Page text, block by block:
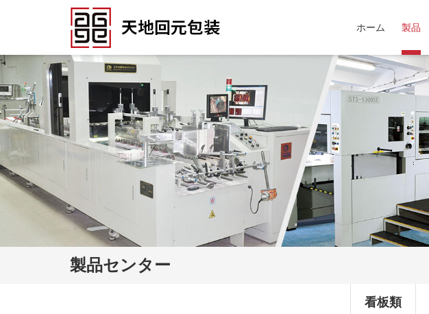
ホーム 製品
製品センター
看板類